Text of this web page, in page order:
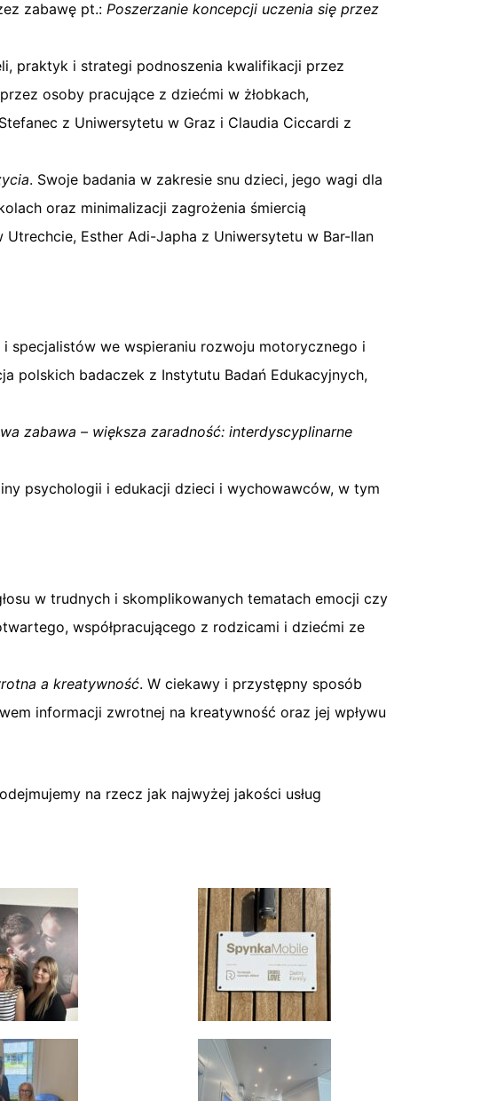
zabawę pt.: Poszerzanie koncepcji uczenia się przez
praktyk i strategi podnoszenia kwalifikacji przez
osoby pracujące z dziećmi w żłobkach,
z Uniwersytetu w Graz i Claudia Ciccardi z
. Swoje badania w zakresie snu dzieci, jego wagi dla
oraz minimalizacji zagrożenia śmiercią
Esther Adi-Japha z Uniwersytetu w Bar-Ilan
specjalistów we wspieraniu rozwoju motorycznego i
polskich badaczek z Instytutu Badań Edukacyjnych,
zabawa – większa zaradność: interdyscyplinarne
psychologii i edukacji dzieci i wychowawców, w tym
w trudnych i skomplikowanych tematach emocji czy
współpracującego z rodzicami i dziećmi ze
a kreatywność. W ciekawy i przystępny sposób
informacji zwrotnej na kreatywność oraz jej wpływu
na rzecz jak najwyżej jakości usług